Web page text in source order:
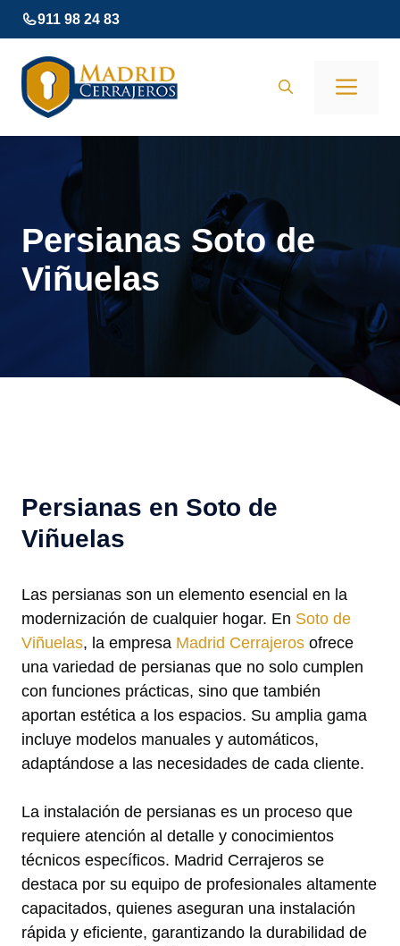
Saltar
al
contenido
911 98 24 83
Persianas Soto de
Viñuelas
Persianas en Soto de
Viñuelas
Las persianas son un elemento esencial en la
modernización de cualquier hogar. En Soto de
Viñuelas, la empresa Madrid Cerrajeros ofrece
una variedad de persianas que no solo cumplen
con funciones prácticas, sino que también
aportan estética a los espacios. Su amplia gama
incluye modelos manuales y automáticos,
adaptándose a las necesidades de cada cliente.
La instalación de persianas es un proceso que
requiere atención al detalle y conocimientos
técnicos específicos. Madrid Cerrajeros se
destaca por su equipo de profesionales altamente
capacitados, quienes aseguran una instalación
rápida y eficiente, garantizando la durabilidad de